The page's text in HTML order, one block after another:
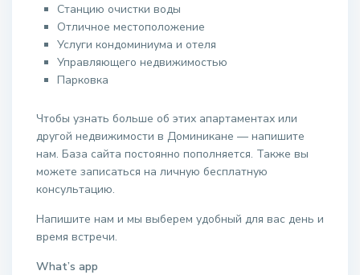
Станцию ​​очистки воды
Отличное местоположение
Услуги кондоминиума и отеля
Управляющего недвижимостью
Парковка
Чтобы узнать больше об этих апартаментах или
другой недвижимости в Доминикане — напишите
нам. База сайта постоянно пополняется. Также вы
можете записаться на личную бесплатную
консультацию.
Напишите нам и мы выберем удобный для вас день и
время встречи.
What’s app